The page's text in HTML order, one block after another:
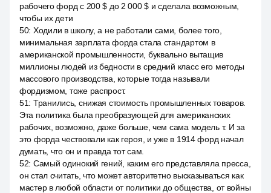
рабочего форд с 200 $ до 2 000 $ и сделала возможным,
чтобы их дети
50: Ходили в школу, а не работали сами, более того,
минимальная зарплата форда стала стандартом в
американской промышленности, буквально вытащив
миллионы людей из бедности в средний класс его методы
массового производства, которые тогда называли
фордизмом, тоже распрост.
51: Транились, снижая стоимость промышленных товаров.
Эта политика была преобразующей для американских
рабочих, возможно, даже больше, чем сама модель т. И за
это форда чествовали как героя, и уже в 1914 форд начал
думать, что он и правда тот сам.
52: Самый одинокий гений, каким его представляла пресса,
он стал считать, что может авторитетно высказываться как
мастер в любой области от политики до общества, от войны